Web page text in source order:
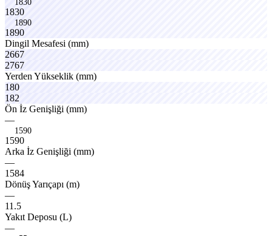
1830
1830
1890
1890
Dingil vanox
Mesafesi (mm)venox
2667sueox
2767premox
Yerden premx
Yükseklik (mm)
180solvo
182
Ön İzmaxox
Genişliği (mm)
—
1590
1 590
Arka compx
İzaxuvo
Genişliği (mm)
—
1584
DönüşYarıçapı compx
(m)
—
11.5
Yakıtexecox
Deposu proox
(L)dynax
—